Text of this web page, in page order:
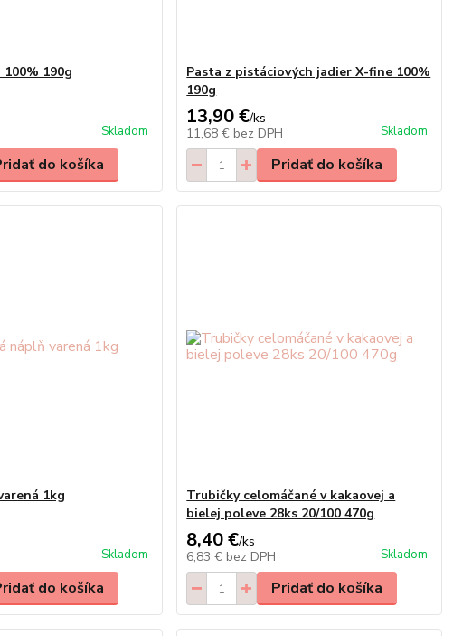
190g
Skladom
do košíka
Pasta z pistáciových jadier X-fine 100%
190g
13,90 €/ks
11,68 € bez DPH Skladom
Pridať do košíka
1kg
Skladom
do košíka
Trubičky celomáčané v kakaovej a
bielej poleve 28ks 20/100 470g
8,40 €/ks
6,83 € bez DPH Skladom
Pridať do košíka